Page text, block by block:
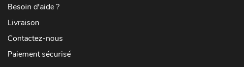
Besoin d'aide ?
Livraison
Contactez-nous
Paiement sécurisé